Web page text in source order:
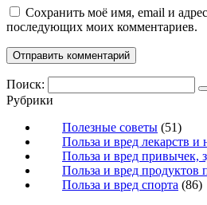
Сохранить моё имя, email и
последующих моих комментариев.
Поиск:
Рубрики
Полезные советы (51)
Польза и вред лекарств и
Польза и вред привычек,
Польза и вред продуктов
Польза и вред спорта (86)